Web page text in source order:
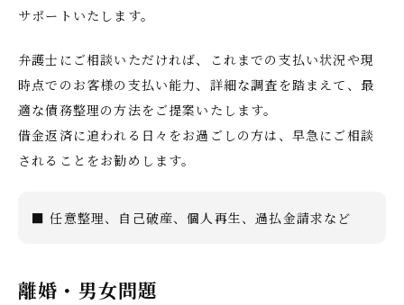
サポートいたします。
弁護士にご相談いただければ、これまでの支払い状況や現
時点でのお客様の支払い能力、詳細な調査を踏まえて、最
適な債務整理の方法をご提案いたします。
借金返済に追われる日々をお過ごしの方は、早急にご相談
されることをお勧めします。
■ 任意整理、自己破産、個人再生、過払金請求など
離婚・男女問題